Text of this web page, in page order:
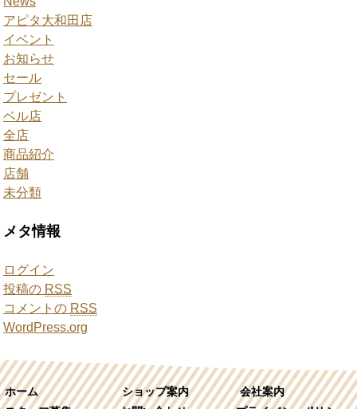
アピタ大和田店
イベント
お知らせ
セール
プレゼント
ベル店
全店
商品紹介
店舗
未分類
メタ情報
ログイン
投稿の RSS
コメントの RSS
WordPress.org
ホーム ショップ案内
会社案内